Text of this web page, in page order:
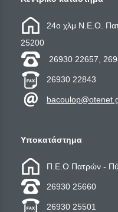
24ο χλμ Ν.Ε.Ο.
25200
26930 22657,
26930 22843
Υποκατάστημα
Π.Ε.Ο Πατρών -
26930 25660
26930 25501